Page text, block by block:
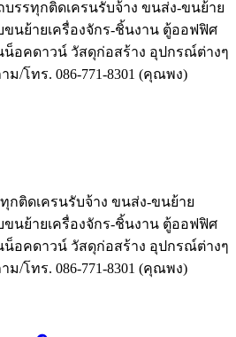
บรรทุกติดเครนรับจ้าง ขนส่ง-ขนย้าย
ขนย้ายเครื่องจักร-ชิ้นงาน ตู้ออฟฟิศ
น็อคดาวน์ วัสดุก่อสร้าง อุปกรณ์ต่างๆ
/โทร. 086-771-8301 (คุณพง)
กติดเครนรับจ้าง ขนส่ง-ขนย้าย
ขนย้ายเครื่องจักร-ชิ้นงาน ตู้ออฟฟิศ
น็อคดาวน์ วัสดุก่อสร้าง อุปกรณ์ต่างๆ
/โทร. 086-771-8301 (คุณพง)